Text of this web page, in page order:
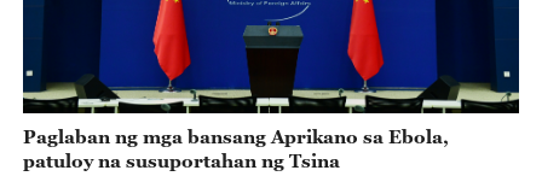
Paglaban ng mga bansang Aprikano sa Ebola,
patuloy na susuportahan ng Tsina